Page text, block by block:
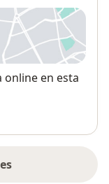
una nueva
online en esta